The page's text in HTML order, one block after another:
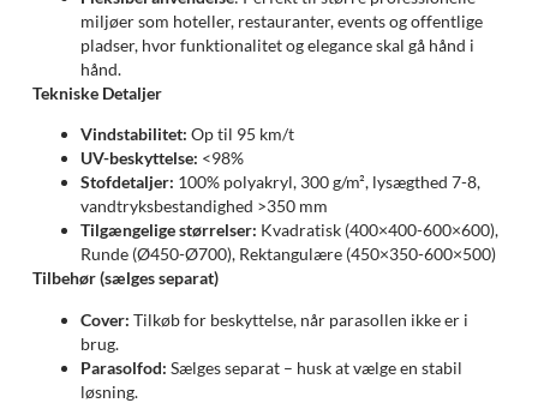
miljøer som hoteller, restauranter, events og offentlige
pladser, hvor funktionalitet og elegance skal gå hånd i
hånd.
Tekniske Detaljer
Vindstabilitet: Op til 95 km/t
UV-beskyttelse: <98%
Stofdetaljer: 100% polyakryl, 300 g/m², lysægthed 7-8,
vandtryksbestandighed >350 mm
Tilgængelige størrelser: Kvadratisk (400×400-600×600),
Runde (Ø450-Ø700), Rektangulære (450×350-600×500)
Tilbehør (sælges separat)
Cover: Tilkøb for beskyttelse, når parasollen ikke er i
brug.
Parasolfod: Sælges separat – husk at vælge en stabil
løsning.